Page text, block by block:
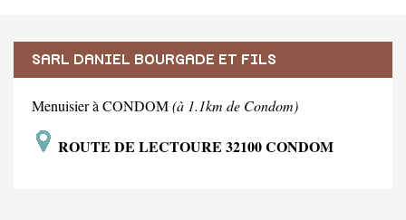
SARL DANIEL BOURGADE ET FILS
Menuisier à CONDOM(à 1.1km de Condom)
ROUTE DE LECTOURE 32100 CONDOM